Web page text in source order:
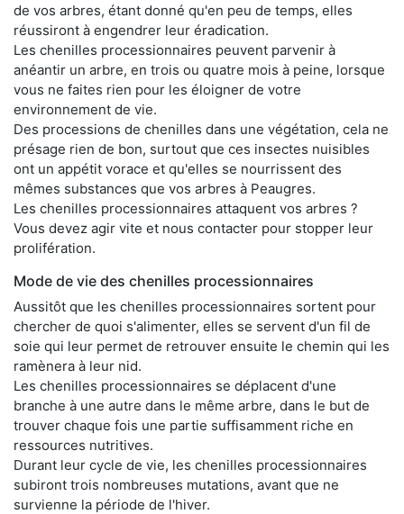
de vos arbres, étant donné qu'en peu de temps, elles
réussiront à engendrer leur éradication.
Les chenilles processionnaires peuvent parvenir à
anéantir un arbre, en trois ou quatre mois à peine, lorsque
vous ne faites rien pour les éloigner de votre
environnement de vie.
Des processions de chenilles dans une végétation, cela ne
présage rien de bon, surtout que ces insectes nuisibles
ont un appétit vorace et qu'elles se nourrissent des
mêmes substances que vos arbres à Peaugres.
Les chenilles processionnaires attaquent vos arbres ?
Vous devez agir vite et nous contacter pour stopper leur
prolifération.
Mode de vie des chenilles processionnaires
Aussitôt que les chenilles processionnaires sortent pour
chercher de quoi s'alimenter, elles se servent d'un fil de
soie qui leur permet de retrouver ensuite le chemin qui les
ramènera à leur nid.
Les chenilles processionnaires se déplacent d'une
branche à une autre dans le même arbre, dans le but de
trouver chaque fois une partie suffisamment riche en
ressources nutritives.
Durant leur cycle de vie, les chenilles processionnaires
subiront trois nombreuses mutations, avant que ne
survienne la période de l'hiver.